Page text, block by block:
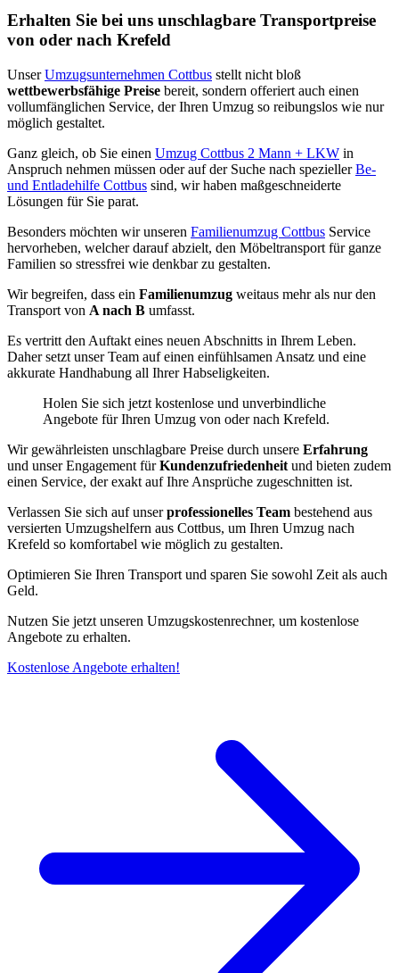
Erhalten Sie bei uns unschlagbare Transportpreise
von oder nach Krefeld
UnserUmzugsunternehmen Cottbus stellt nicht bloß
wettbewerbsfähige Preise bereit, sondern offeriert auch einen
vollumfänglichen Service, der Ihren Umzug so reibungslos wie nur
möglich gestaltet.
Ganz gleich, ob Sie einen Umzug Cottbus 2 Mann + LKW in
Anspruch nehmen müssen oder auf der Suche nach speziellerBe-
und Entladehilfe Cottbus sind, wir haben maßgeschneiderte
Lösungen für Sie parat.
Besonders möchten wir unseren Familienumzug Cottbus Service
hervorheben, welcher darauf abzielt, den Möbeltransport für ganze
Familien so stressfrei wie denkbar zu gestalten.
Wir begreifen, dass ein Familienumzug weitaus mehr als nur den
Transport von A nach B umfasst.
Es vertritt den Auftakt eines neuen Abschnitts in Ihrem Leben.
Daher setzt unser Team auf einen einfühlsamen Ansatz und eine
akkurate Handhabung all Ihrer Habseligkeiten.
Holen Sie sich jetzt kostenlose und unverbindliche
Angebote für Ihren Umzug von oder nach Krefeld.
Wir gewährleisten unschlagbare Preise durch unsere Erfahrung
und unser Engagement fürKundenzufriedenheit und bieten zudem
einen Service, der exakt auf Ihre Ansprüche zugeschnitten ist.
Verlassen Sie sich auf unserprofessionelles Team bestehend aus
versierten Umzugshelfern aus Cottbus, um Ihren Umzug nach
Krefeld so komfortabel wie möglich zu gestalten.
Optimieren Sie Ihren Transport und sparen Sie sowohl Zeit als auch
Geld.
Nutzen Sie jetzt unseren Umzugskostenrechner, um kostenlose
Angebote zu erhalten.
Kostenlose Angebote erhalten!